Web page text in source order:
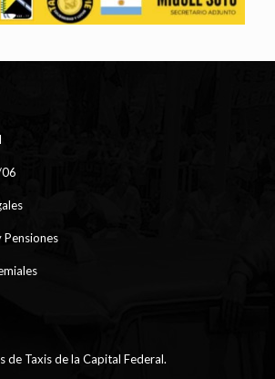
06
Pensiones
de Taxis de la Capital Federal.